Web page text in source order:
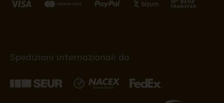
Spedizioni internazionali da